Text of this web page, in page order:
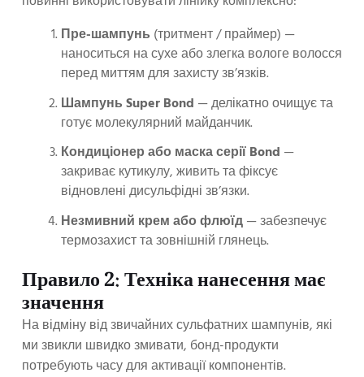
Пре-шампунь (тритмент / праймер) —
наноситься на сухе або злегка вологе волосся
перед миттям для захисту зв’язків.
Шампунь Super Bond — делікатно очищує та
готує молекулярний майданчик.
Кондиціонер або маска серії Bond —
закриває кутикулу, живить та фіксує
відновлені дисульфідні зв’язки.
Незмивний крем або флюїд— забезпечує
термозахист та зовнішній глянець.
Правило 2: Техніка нанесення має
значення
На відміну від звичайних сульфатних шампунів, які
ми звикли швидко змивати, бонд-продукти
потребують часу для активації компонентів.